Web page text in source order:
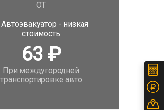
ОТ
63₽
При междугородней
транспортировке авто